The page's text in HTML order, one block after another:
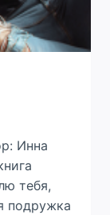
Инна
тебя,
подружка